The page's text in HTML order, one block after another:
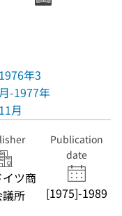
1976年3
月-1977年
11月
ツ商
所
Publication
date
[1975]-1989